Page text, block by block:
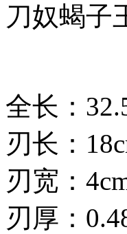
刀奴蝎子
全长：
刃长：
刃宽：
刃厚：